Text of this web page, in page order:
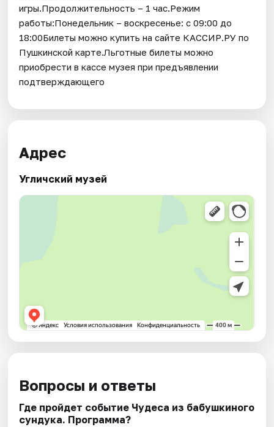
игры.Продолжительность – 1 час.Режим
работы:Понедельник – воскресенье: с 09:00 до
18:00Билеты можно купить на сайте КАССИР.РУ по
Пушкинской карте.Льготные билеты можно
приобрести в кассе музея при предъявлении
подтверждающего
Адрес
Угличский музей
Вопросы и ответы
Где пройдет событие Чудеса из бабушкиного
сундука. Программа?